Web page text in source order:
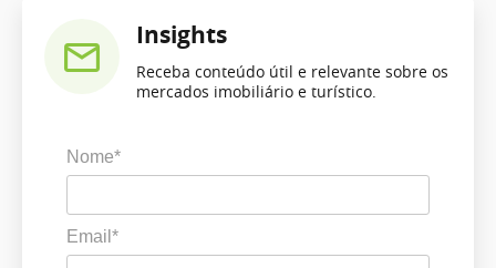
Insights
Receba conteúdo útil e relevante sobre os
mercados imobiliário e turístico.
Nome*
Email*